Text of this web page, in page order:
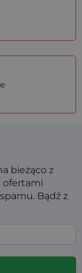
bieżąco z
ofertami
Bądź z